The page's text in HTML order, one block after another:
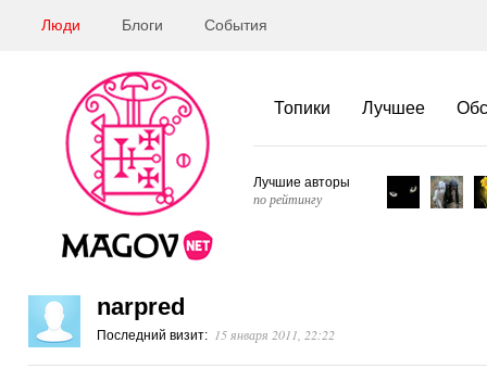
Люди Блоги События
Топики Лучшее
Лучшие авторы
по рейтингу
narpred
Последний визит: 15 января 2011, 22:22